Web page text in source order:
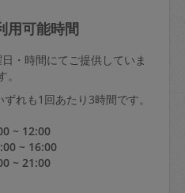
用可能時間
・時間にてご提供していま
。
れも1回あたり3時間です。
~ 12:00
~ 16:00
~ 21:00